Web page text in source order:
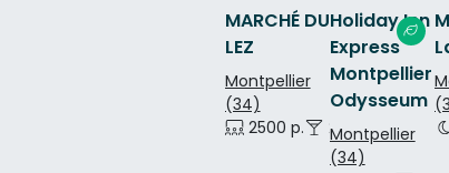
MARCHÉ DU
LEZ
Montpellier
(34)
2500 p.
2500 p.
Holiday Inn
Express
Montpellier
Odysseum
Montpellier
(34)